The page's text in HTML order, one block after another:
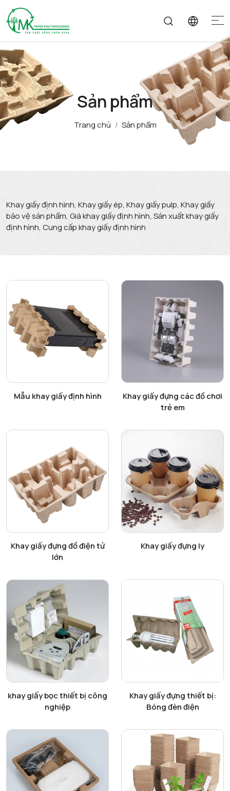
Sản phẩm
Trang chủ Sản phẩm
Khay giấy định hình, Khay giấy ép, Khay giấy pulp, Khay giấy
bảo vệ sản phẩm, Giá khay giấy định hình, Sản xuất khay giấy
định hình, Cung cấp khay giấy định hình
Xem chi tiết
Mẫu khay giấy định hình Xem chi tiết
Khay giấy đựng các đồ chơi
trẻ em
Xem chi tiết
Khay giấy đựng đồ điện tử
lớn
Xem chi tiết
Khay giấy đựng ly
Xem chi tiết
khay giấy bọc thiết bị công
nghiệp
Xem chi tiết
Khay giấy đựng thiết bị:
Bóng đèn điện